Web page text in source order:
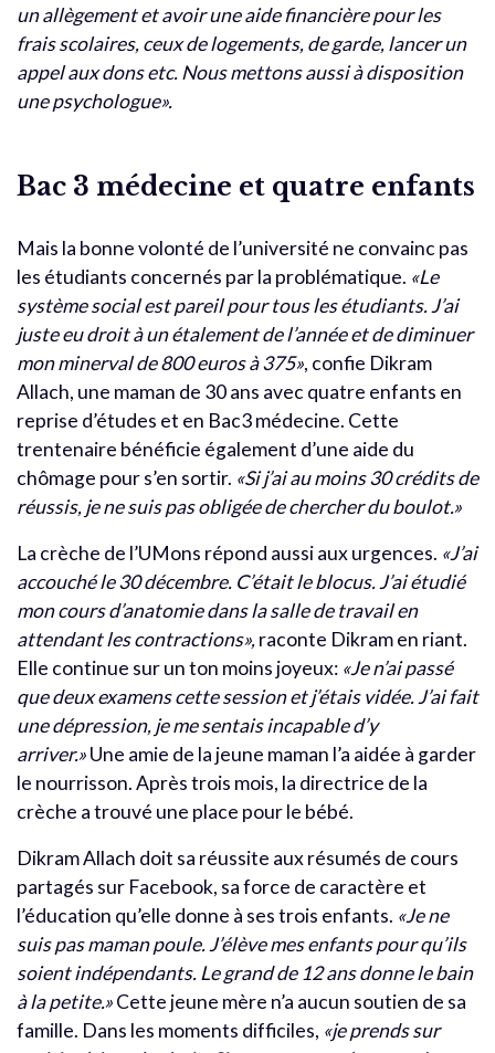
un allègement et avoir une aide financière pour les
frais scolaires, ceux de logements, de garde, lancer un
appel aux dons etc. Nous mettons aussi à disposition
une psychologue».
Bac 3 médecine et quatre enfants
Mais la bonne volonté de l’université ne convainc pas
les étudiants concernés par la problématique. «Le
système social est pareil pour tous les étudiants. J’ai
juste eu droit à un étalement de l’année et de diminuer
mon minerval de 800 euros à 375», confie Dikram
Allach, une maman de 30 ans avec quatre enfants en
reprise d’études et en Bac3 médecine. Cette
trentenaire bénéficie également d’une aide du
chômage pour s’en sortir. «Si j’ai au moins 30 crédits de
réussis, je ne suis pas obligée de chercher du boulot.»
La crèche de l’UMons répond aussi aux urgences. «J’ai
accouché le 30 décembre. C’était le blocus. J’ai étudié
mon cours d’anatomie dans la salle de travail en
attendant les contractions»,raconte Dikram en riant.
Elle continue sur un ton moins joyeux: «Je n’ai passé
que deux examens cette session et j’étais vidée. J’ai fait
une dépression, je me sentais incapable d’y
arriver.»Une amie de la jeune maman l’a aidée à garder
le nourrisson. Après trois mois, la directrice de la
crèche a trouvé une place pour le bébé.
Dikram Allach doit sa réussite aux résumés de cours
partagés sur Facebook, sa force de caractère et
l’éducation qu’elle donne à ses trois enfants. «Je ne
suis pas maman poule. J’élève mes enfants pour qu’ils
soient indépendants. Le grand de 12 ans donne le bain
à la petite.»Cette jeune mère n’a aucun soutien de sa
famille. Dans les moments difficiles, «je prends sur